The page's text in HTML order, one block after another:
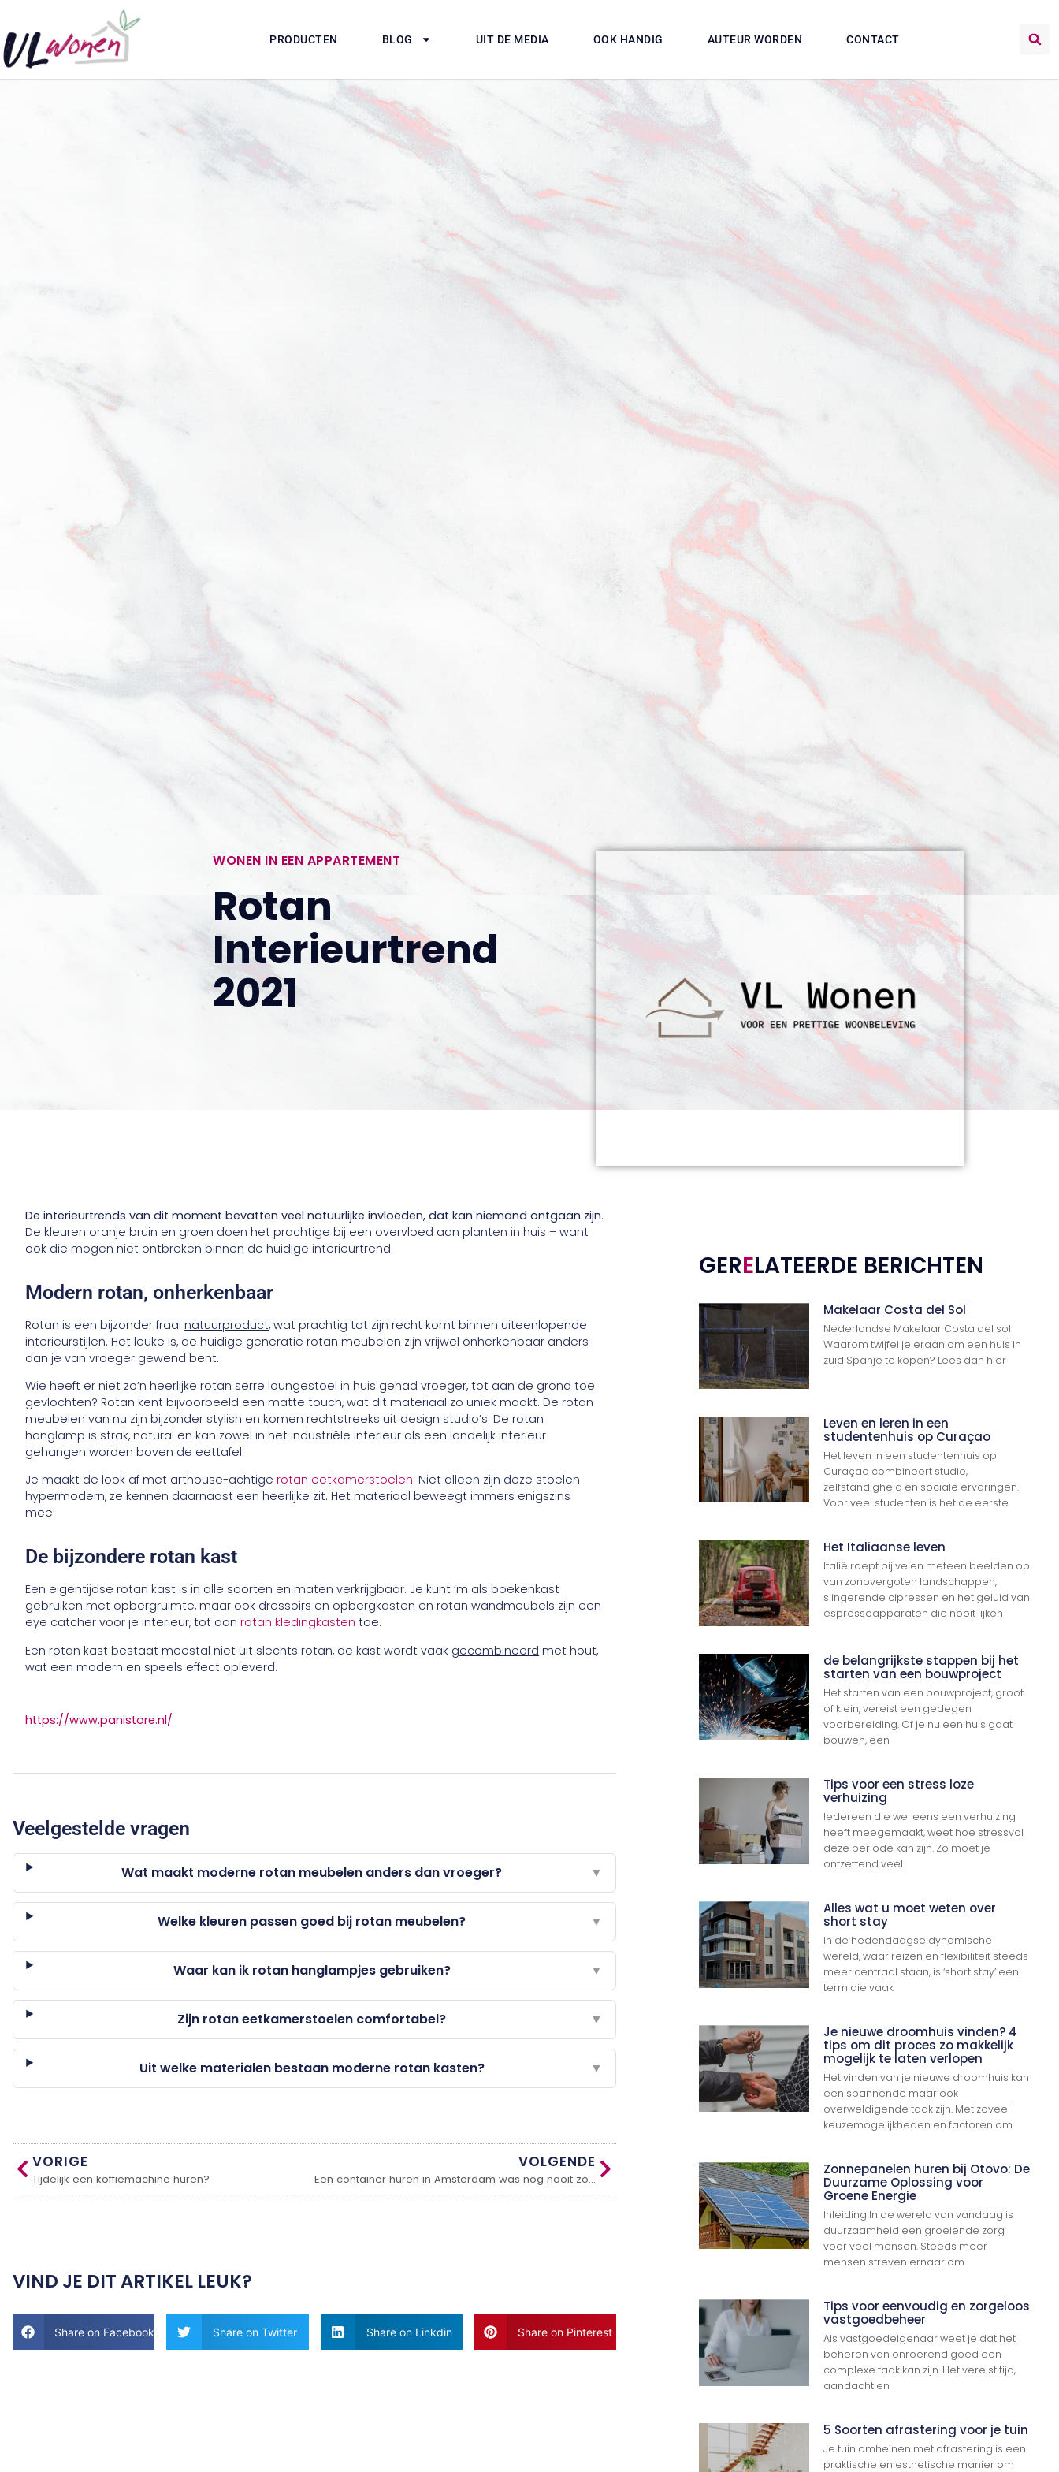
Ga Naar Boven
PRODUCTEN BLOG UIT DE MEDIA OOK HANDIG AUTEUR WORDEN CONTACT
WONEN IN EEN APPARTEMENT
Rotan
Interieurtrend
2021
De interieurtrends van dit moment bevatten veel natuurlijke invloeden, dat kan niemand ontgaan zijn.
De kleuren oranje bruin en groen doen het prachtige bij een overvloed aan planten in huis – want
ook die mogen niet ontbreken binnen de huidige interieurtrend.
Modern rotan, onherkenbaar
Rotan is een bijzonder fraai natuurproduct, wat prachtig tot zijn recht komt binnen uiteenlopende
interieurstijlen. Het leuke is, de huidige generatie rotan meubelen zijn vrijwel onherkenbaar anders
dan je van vroeger gewend bent.
Wie heeft er niet zo’n heerlijke rotan serre loungestoel in huis gehad vroeger, tot aan de grond toe
gevlochten? Rotan kent bijvoorbeeld een matte touch, wat dit materiaal zo uniek maakt. De rotan
meubelen van nu zijn bijzonder stylish en komen rechtstreeks uit design studio’s. De rotan
hanglamp is strak, natural en kan zowel in het industriële interieur als een landelijk interieur
gehangen worden boven de eettafel.
Je maakt de look af met arthouse-achtigerotan eetkamerstoelen. Niet alleen zijn deze stoelen
hypermodern, ze kennen daarnaast een heerlijke zit. Het materiaal beweegt immers enigszins
mee.
De bijzondere rotan kast
Een eigentijdse rotan kast is in alle soorten en maten verkrijgbaar. Je kunt ‘m als boekenkast
gebruiken met opbergruimte, maar ook dressoirs en opbergkasten en rotan wandmeubels zijn een
eye catcher voor je interieur, tot aanrotan kledingkasten toe.
Een rotan kast bestaat meestal niet uit slechts rotan, de kast wordt vaak gecombineerd met hout,
wat een modern en speels effect opleverd.
https://www.panistore.nl/
Veelgestelde vragen
Wat maakt moderne rotan meubelen anders dan vroeger? ▼
Welke kleuren passen goed bij rotan meubelen? ▼
Waar kan ik rotan hanglampjes gebruiken? ▼
Zijn rotan eetkamerstoelen comfortabel? ▼
Uit welke materialen bestaan moderne rotan kasten? ▼
VORIGE
Tijdelijk een koffiemachine huren?
VOLGENDE
Een container huren in Amsterdam was nog nooit zo makkelijk!
VIND JE DIT ARTIKEL LEUK?
Share on Facebook Share on Twitter Share on Linkdin Share on Pinterest
GERELATEERDE BERICHTEN
Makelaar Costa del Sol
Nederlandse Makelaar Costa del sol
Waarom twijfel je eraan om een huis in
zuid Spanje te kopen? Lees dan hier
Leven en leren in een
studentenhuis op Curaçao
Het leven in een studentenhuis op
Curaçao combineert studie,
zelfstandigheid en sociale ervaringen.
Voor veel studenten is het de eerste
Het Italiaanse leven
Italië roept bij velen meteen beelden op
van zonovergoten landschappen,
slingerende cipressen en het geluid van
espressoapparaten die nooit lijken
de belangrijkste stappen bij het
starten van een bouwproject
Het starten van een bouwproject, groot
of klein, vereist een gedegen
voorbereiding. Of je nu een huis gaat
bouwen, een
Tips voor een stress loze
verhuizing
Iedereen die wel eens een verhuizing
heeft meegemaakt, weet hoe stressvol
deze periode kan zijn. Zo moet je
ontzettend veel
Alles wat u moet weten over
short stay
In de hedendaagse dynamische
wereld, waar reizen en flexibiliteit steeds
meer centraal staan, is ‘short stay’ een
term die vaak
Je nieuwe droomhuis vinden? 4
tips om dit proces zo makkelijk
mogelijk te laten verlopen
Het vinden van je nieuwe droomhuis kan
een spannende maar ook
overweldigende taak zijn. Met zoveel
keuzemogelijkheden en factoren om
Zonnepanelen huren bij Otovo: De
Duurzame Oplossing voor
Groene Energie
Inleiding In de wereld van vandaag is
duurzaamheid een groeiende zorg
voor veel mensen. Steeds meer
mensen streven ernaar om
Tips voor eenvoudig en zorgeloos
vastgoedbeheer
Als vastgoedeigenaar weet je dat het
beheren van onroerend goed een
complexe taak kan zijn. Het vereist tijd,
aandacht en
5 Soorten afrastering voor je tuin
Je tuin omheinen met afrastering is een
praktische en esthetische manier om